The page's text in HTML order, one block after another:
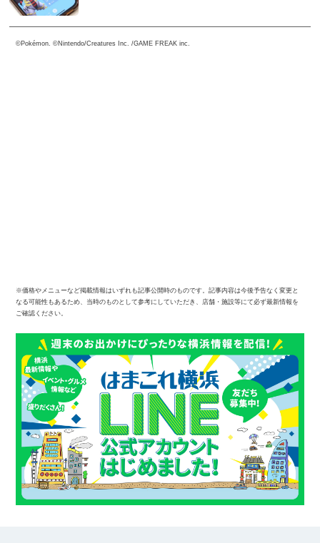
©Pokémon. ©Nintendo/Creatures Inc. /GAME FREAK inc.
※価格やメニューなど掲載情報はいずれも記事公開時のものです。記事内容は今後予告なく変更と
なる可能性もあるため、当時のものとして参考にしていただき、店舗・施設等にて必ず最新情報を
ご確認ください。